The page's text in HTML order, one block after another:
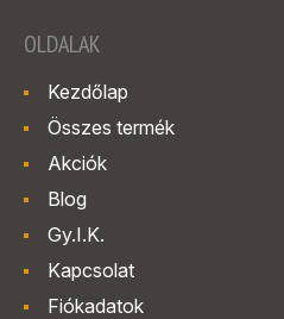
OLDALAK
Kezdőlap
Összes termék
Akciók
Blog
Gy.I.K.
Kapcsolat
Fiókadatok